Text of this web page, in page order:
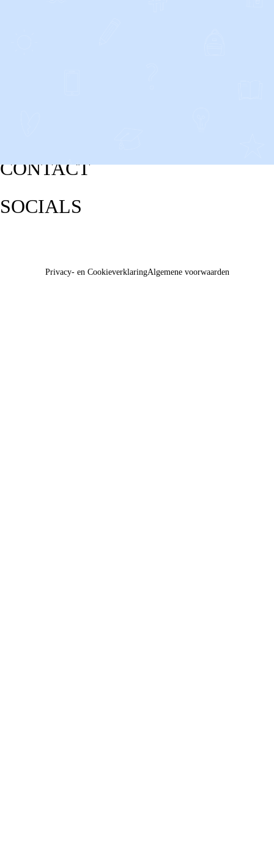
CONTACT
SOCIALS
Privacy- en CookieverklaringAlgemene voorwaarden